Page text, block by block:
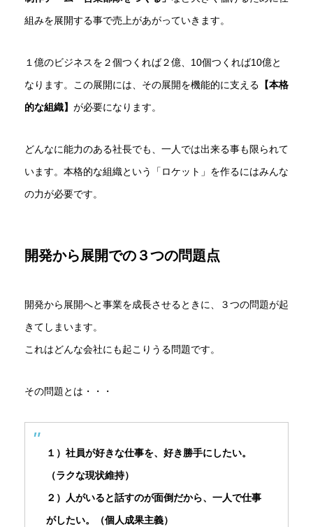
組みを展開する事で売上があがっていきます。
１億のビジネスを２個つくれば２億、10個つくれば10億と
なります。この展開には、その展開を機能的に支える 【本格
的な組織】 が必要になります。
どんなに能力のある社長でも、一人では出来る事も限られて
います。本格的な組織という「ロケット」を作るにはみんな
の力が必要です。
開発から展開での３つの問題点
開発から展開へと事業を成長させるときに、３つの問題が起
きてしまいます。
これはどんな会社にも起こりうる問題です。
その問題とは・・・
１）社員が好きな仕事を、好き勝手にしたい。
（ラクな現状維持）
２）人がいると話すのが面倒だから、一人で仕事
がしたい。（個人成果主義）